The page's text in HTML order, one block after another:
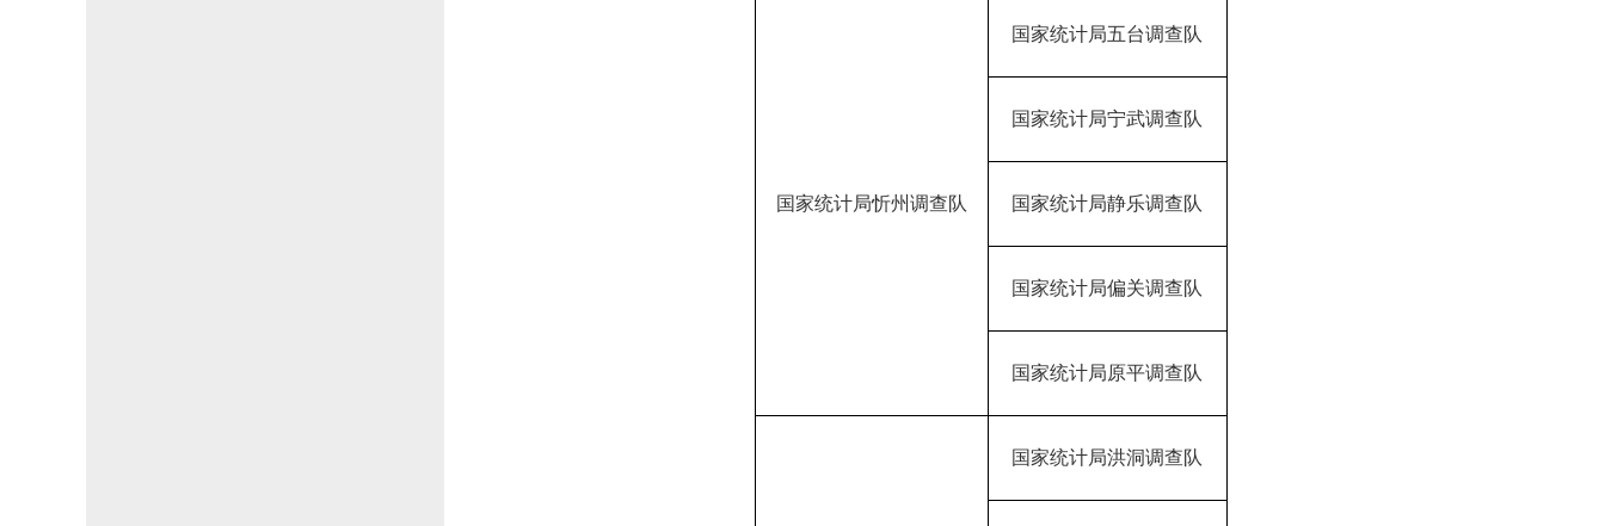
国家统计局忻州调查队
国家统计局五台调查队
国家统计局宁武调查队
国家统计局静乐调查队
国家统计局偏关调查队
国家统计局原平调查队
国家统计局洪洞调查队